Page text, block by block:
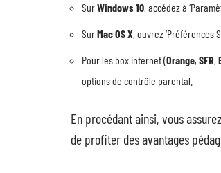
SurWindows 10, accédez à
SurMac OS X, ouvrez ‘Préférences
Pour les box internet (Orange, SFR,
options de contrôle parental.
En procédant ainsi, vous
de profiter des avantages